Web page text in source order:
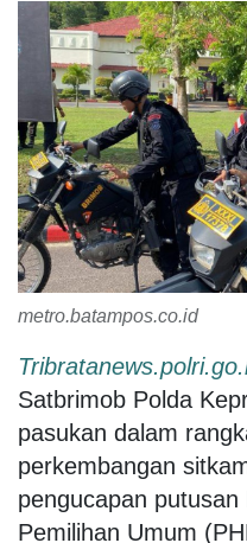
metro.batampos.co.id
Satbrimob Polda
pasukan dalam
perkembangan
pengucapan putusan
Pemilihan Umum